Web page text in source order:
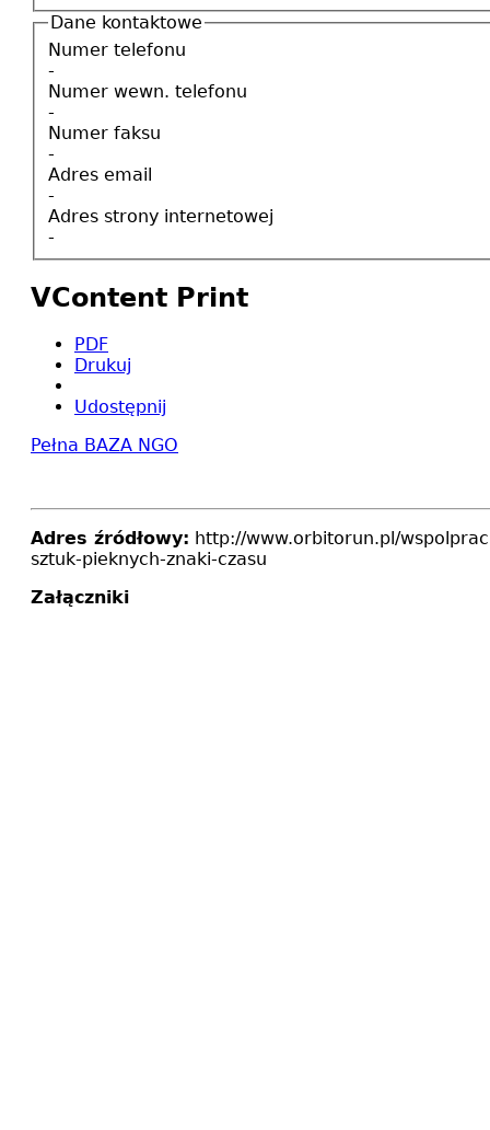
Dane kontaktowe
Numer telefonu
-
Numer wewn. telefonu
-
Numer faksu
-
Adres email
-
Adres strony internetowej
-
VContent Print
PDF
Drukuj
Udostępnij
Pełna BAZA NGO
Adres źródłowy: http://www.orbitorun.pl/
sztuk-pieknych-znaki-czasu
Załączniki